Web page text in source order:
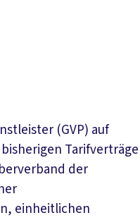
(GVP) auf
Tarifverträge
der
einheitlichen